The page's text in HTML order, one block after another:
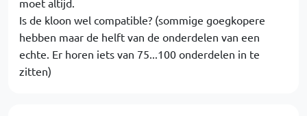
moet altijd.
Is de kloon wel compatible? (sommige goegkopere
hebben maar de helft van de onderdelen van een
echte. Er horen iets van 75...100 onderdelen in te
zitten)